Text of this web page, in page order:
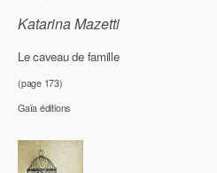
Katarina Mazetti
Le caveau de famille
(page 173)
Gaïa éditions